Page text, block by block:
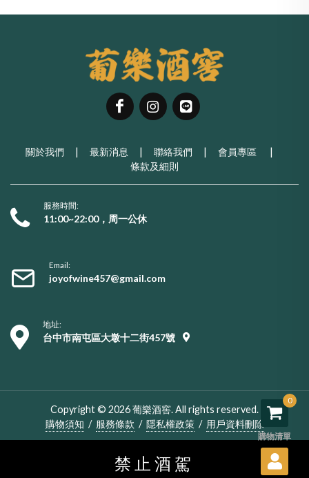
關於我們 | 最新消息 | 聯絡我們 | 會員專區
|
條款及細則
服務時間:
11:00~22:00，周一公休
Email:
joyofwine457@gmail.com
地址:
台中市南屯區大墩十二街457號
禁止酒駕
Copyright © 2026 葡樂酒窖. All rights reserved.
購物須知 / 服務條款 / 隱私權政策 / 用戶資料刪除
0
購物清單